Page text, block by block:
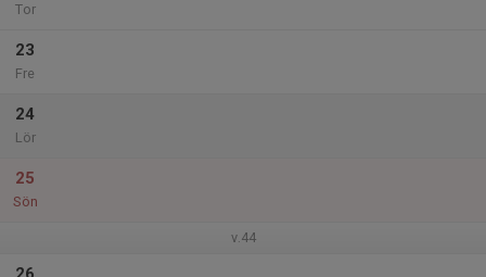
Tor
23
Fre
24
Lör
25
Sön
v.44